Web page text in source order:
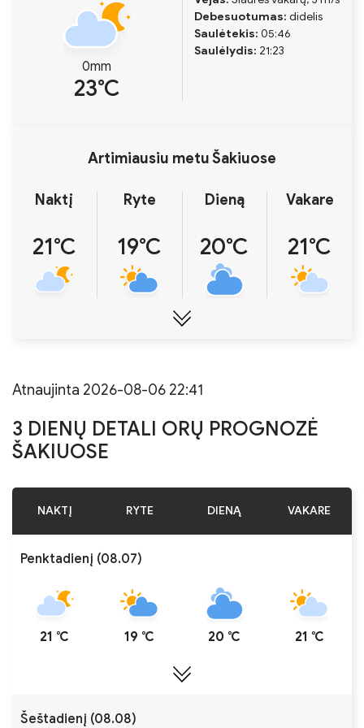
0mm
23℃
Debesuotumas: didelis
Saulėtekis: 05:46
Saulėlydis: 21:23
Artimiausiu metu Šakiuose
Naktį
21℃
Ryte
19℃
Dieną
20℃
Vakare
21℃
Atnaujinta 2026-08-06 22:41
3 DIENŲ DETALI ORŲ PROGNOZĖ
ŠAKIUOSE
NAKTĮ RYTE DIENĄ VAKARE
Penktadienį (08.07)
21 ℃ 19 ℃ 20 ℃ 21 ℃
Šeštadienį (08.08)